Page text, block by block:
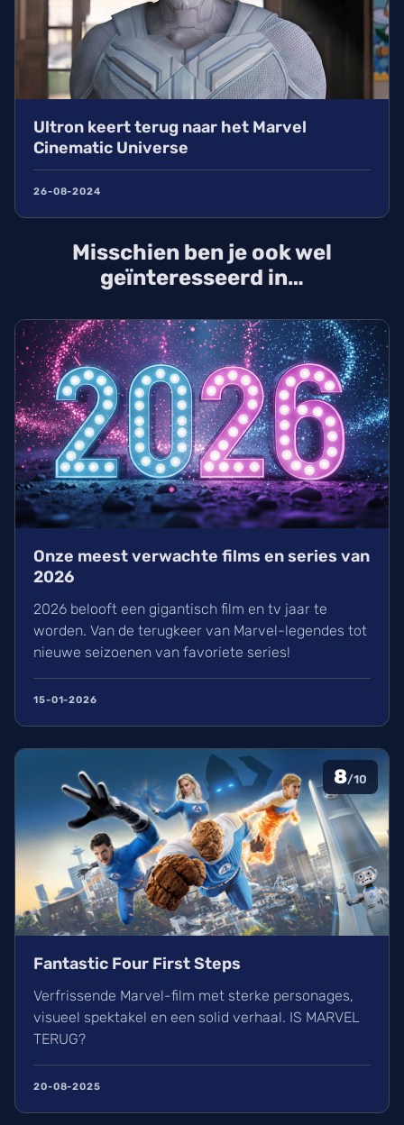
Ultron keert terug naar het Marvel
Cinematic Universe
26-08-2024
Misschien ben je ook wel
geïnteresseerd in…
Onze meest verwachte films en series van
2026
2026 belooft een gigantisch film en tv jaar te
worden. Van de terugkeer van Marvel-legendes tot
nieuwe seizoenen van favoriete series!
15-01-2026
8/10
Fantastic Four First Steps
Verfrissende Marvel-film met sterke personages,
visueel spektakel en een solid verhaal. IS MARVEL
TERUG?
20-08-2025